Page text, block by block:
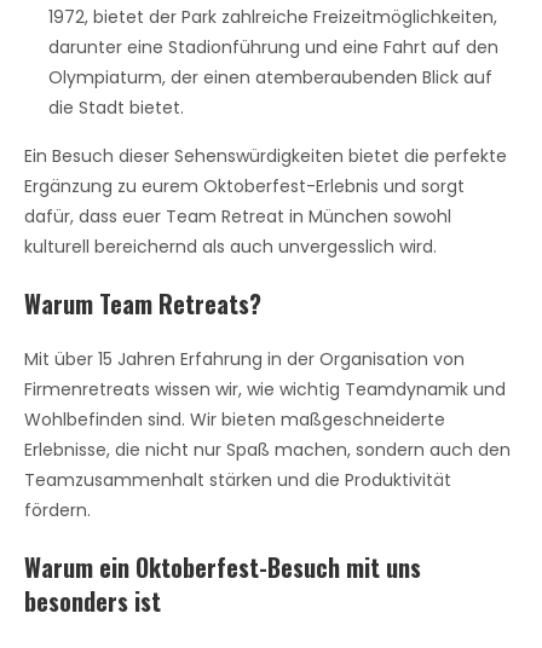
1972, bietet der Park zahlreiche Freizeitmöglichkeiten,
darunter eine Stadionführung und eine Fahrt auf den
Olympiaturm, der einen atemberaubenden Blick auf
die Stadt bietet.
Ein Besuch dieser Sehenswürdigkeiten bietet die perfekte
Ergänzung zu eurem Oktoberfest-Erlebnis und sorgt
dafür, dass euer Team Retreat in München sowohl
kulturell bereichernd als auch unvergesslich wird.
Warum Team Retreats?
Mit über 15 Jahren Erfahrung in der Organisation von
Firmenretreats wissen wir, wie wichtig Teamdynamik und
Wohlbefinden sind. Wir bieten maßgeschneiderte
Erlebnisse, die nicht nur Spaß machen, sondern auch den
Teamzusammenhalt stärken und die Produktivität
fördern.
Warum ein Oktoberfest-Besuch mit uns
besonders ist